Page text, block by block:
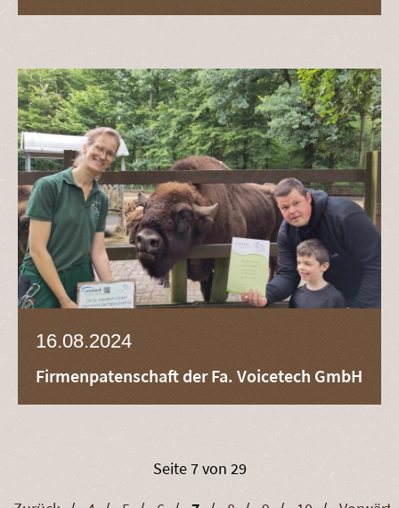
16.08.2024
Firmenpatenschaft der Fa. Voicetech GmbH
Seite 7 von 29